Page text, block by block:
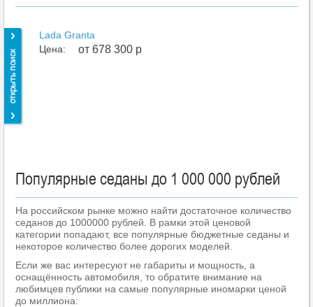
Lada Granta
от 678 300 р
Цена:
Популярные седаны до 1 000 000 рублей
На российском рынке можно найти достаточное количество
седанов до 1000000 рублей. В рамки этой ценовой
категории попадают, все популярные бюджетные седаны и
некоторое количество более дорогих моделей.
Если же вас интересуют не габариты и мощность, а
оснащённость автомобиля, то обратите внимание на
любимцев публики на самые популярные иномарки ценой
до миллиона: